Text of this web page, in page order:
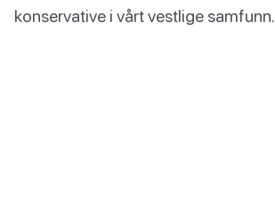
konservative i vårt vestlige samfunn.